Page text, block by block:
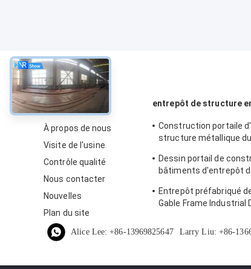
À propos
À propos de nous
Visite de l'usine
Contrôle qualité
Nous contacter
Nouvelles
Plan du site
entrepôt de structure
Construction portaile
structure métallique du
Dessin portail de
bâtiments d'entrepôt
Entrepôt préfabriqué
Gable Frame Industrial
Alice Lee: +86-13969825647 Larry Liu: +86-